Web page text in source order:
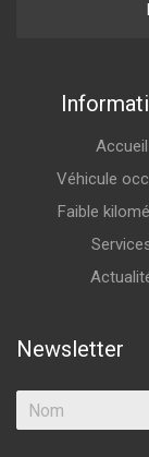
Accueil
Véhicule
Faible
Newsletter